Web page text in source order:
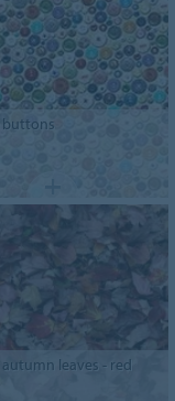
buttons
autumn leaves - red